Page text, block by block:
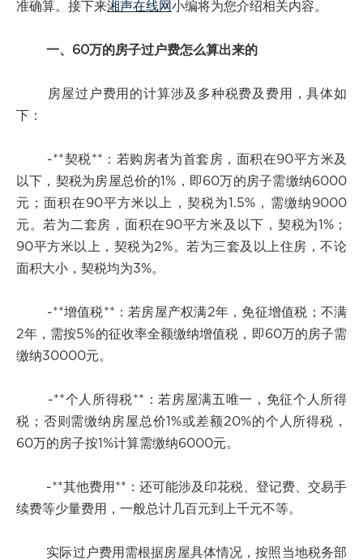
准确算。接下来湘声在线网小编将为您介绍相关内容。
一、60万的房子过户费怎么算出来的
房屋过户费用的计算涉及多种税费及费用，具体如
下：
-**契税**：若购房者为首套房，面积在90平方米及
以下，契税为房屋总价的1%，即60万的房子需缴纳6000
元；面积在90平方米以上，契税为1.5%，需缴纳9000
元。若为二套房，面积在90平方米及以下，契税为1%；
90平方米以上，契税为2%。若为三套及以上住房，不论
面积大小，契税均为3%。
-**增值税**：若房屋产权满2年，免征增值税；不满
2年，需按5%的征收率全额缴纳增值税，即60万的房子需
缴纳30000元。
-**个人所得税**：若房屋满五唯一，免征个人所得
税；否则需缴纳房屋总价1%或差额20%的个人所得税，
60万的房子按1%计算需缴纳6000元。
-**其他费用**：还可能涉及印花税、登记费、交易手
续费等少量费用，一般总计几百元到上千元不等。
实际过户费用需根据房屋具体情况，按照当地税务部